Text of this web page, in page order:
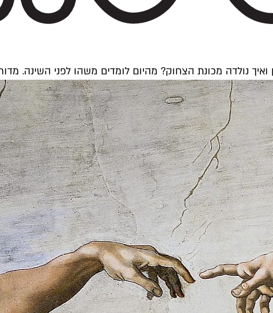
נולדה מכונת הצחוק? מהיום לומדים משהו לפני השינה.